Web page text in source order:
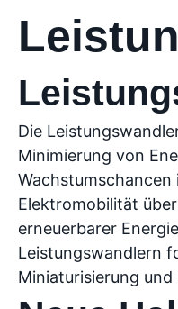
Die
Minimierung von
Elektromobilität
erneuerbarer
Leistungswandlern
Miniaturisierung